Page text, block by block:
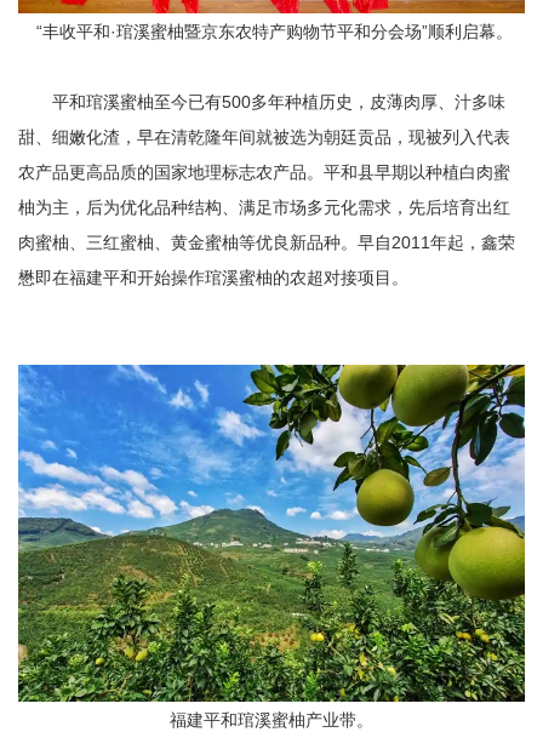
“丰收平和·琯溪蜜柚暨京东农特产购物节平和分会场”顺利启幕。
平和琯溪蜜柚至今已有500多年种植历史，皮薄肉厚、汁多味
甜、细嫩化渣，早在清乾隆年间就被选为朝廷贡品，现被列入代表
农产品更高品质的国家地理标志农产品。平和县早期以种植白肉蜜
柚为主，后为优化品种结构、满足市场多元化需求，先后培育出红
肉蜜柚、三红蜜柚、黄金蜜柚等优良新品种。早自2011年起，鑫荣
懋即在福建平和开始操作琯溪蜜柚的农超对接项目。
福建平和琯溪蜜柚产业带。